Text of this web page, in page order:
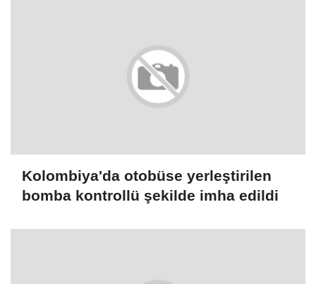
Kolombiya'da otobüse yerleştirilen
bomba kontrollü şekilde imha edildi